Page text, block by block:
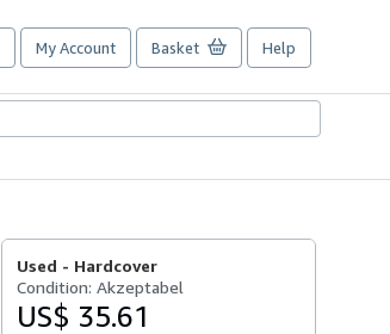
My Account Basket Help
Used - Hardcover
Condition: Akzeptabel
US$ 35.61